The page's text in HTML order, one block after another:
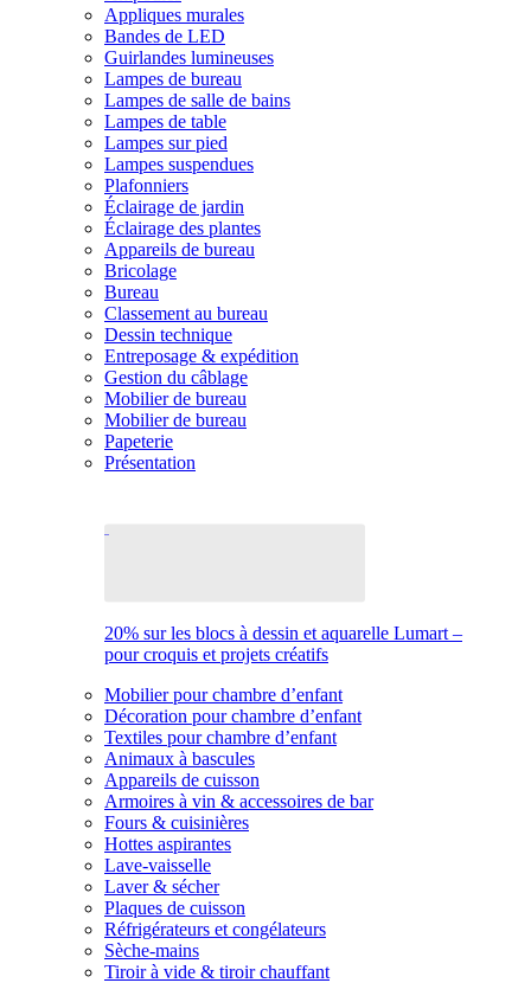
Appliques murales
Bandes de LED
Guirlandes lumineuses
Lampes de bureau
Lampes de salle de bains
Lampes de table
Lampes sur pied
Lampes suspendues
Plafonniers
Éclairage de jardin
Éclairage des plantes
Appareils de bureau
Bricolage
Bureau
Classement au bureau
Dessin technique
Entreposage & expédition
Gestion du câblage
Mobilier de bureau
Mobilier de bureau
Papeterie
Présentation
20% sur les blocs à dessin et aquarelle Lumart –
pour croquis et projets créatifs
Mobilier pour chambre d’enfant
Décoration pour chambre d’enfant
Textiles pour chambre d’enfant
Animaux à bascules
Appareils de cuisson
Armoires à vin & accessoires de bar
Fours & cuisinières
Hottes aspirantes
Lave-vaisselle
Laver & sécher
Plaques de cuisson
Réfrigérateurs et congélateurs
Sèche-mains
Tiroir à vide & tiroir chauffant